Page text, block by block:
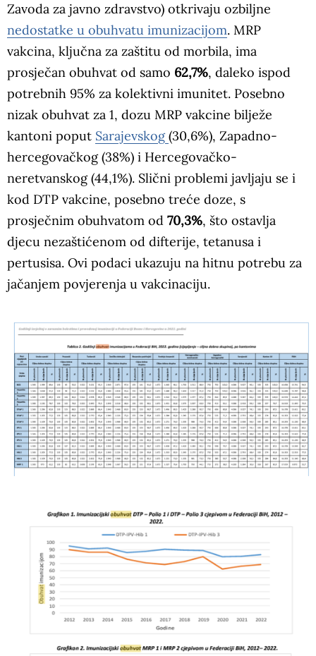
Zavoda za javno zdravstvo) otkrivaju ozbiljne
nedostatke u obuhvatu imunizacijom. MRP
vakcina, ključna za zaštitu od morbila, ima
prosječan obuhvat od samo 62,7%, daleko ispod
potrebnih 95% za kolektivni imunitet. Posebno
nizak obuhvat za 1, dozu MRP vakcine bilježe
kantoni poput Sarajevskog(30,6%), Zapadno-
hercegovačkog (38%) i Hercegovačko-
neretvanskog (44,1%). Slični problemi javljaju se i
kod DTP vakcine, posebno treće doze, s
prosječnim obuhvatom od 70,3%, što ostavlja
djecu nezaštićenom od difterije, tetanusa i
pertusisa. Ovi podaci ukazuju na hitnu potrebu za
jačanjem povjerenja u vakcinaciju.